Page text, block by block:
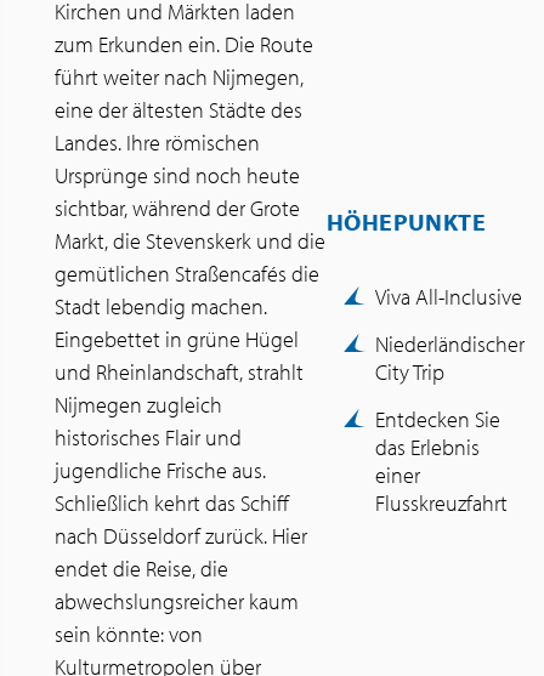
Kirchen und Märkten laden
zum Erkunden ein. Die Route
führt weiter nach Nijmegen,
eine der ältesten Städte des
Landes. Ihre römischen
Ursprünge sind noch heute
sichtbar, während der Grote
Markt, die Stevenskerk und die
gemütlichen Straßencafés die
Stadt lebendig machen.
Eingebettet in grüne Hügel
und Rheinlandschaft, strahlt
Nijmegen zugleich
historisches Flair und
jugendliche Frische aus.
Schließlich kehrt das Schiff
nach Düsseldorf zurück. Hier
endet die Reise, die
abwechslungsreicher kaum
sein könnte: von
Kulturmetropolen über
HÖHEPUNKTE
Viva All-Inclusive
Niederländischer
City Trip
Entdecken Sie
das Erlebnis
einer
Flusskreuzfahrt